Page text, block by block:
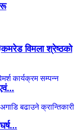
कमरेड विमला श्रेष्ठको